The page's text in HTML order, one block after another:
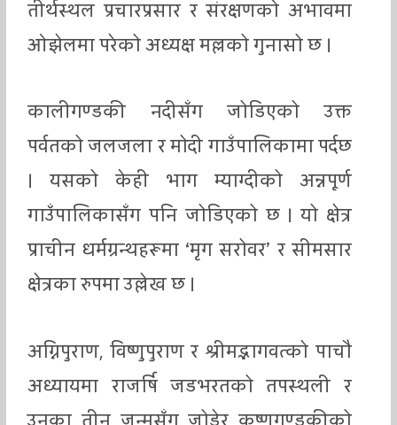
तीर्थस्थल प्रचारप्रसार र संरक्षणको अभावमा
ओझेलमा परेको अध्यक्ष मल्लको गुनासो छ ।
कालीगण्डकी नदीसँग जोडिएको उक्त
पर्वतको जलजला र मोदी गाउँपालिकामा पर्दछ
। यसको केही भाग म्याग्दीको अन्नपूर्ण
गाउँपालिकासँग पनि जोडिएको छ । यो क्षेत्र
प्राचीन धर्मग्रन्थहरूमा ‘मृग सरोवर’ र सीमसार
क्षेत्रका रुपमा उल्लेख छ ।
अग्निपुराण, विष्णुपुराण र श्रीमद्भागवत्को पाचौ
अध्यायमा राजर्षि जडभरतको तपस्थली र